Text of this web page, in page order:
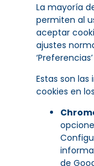
La mayoría
permiten al
aceptar
ajustes
Estas son
cookies en
de